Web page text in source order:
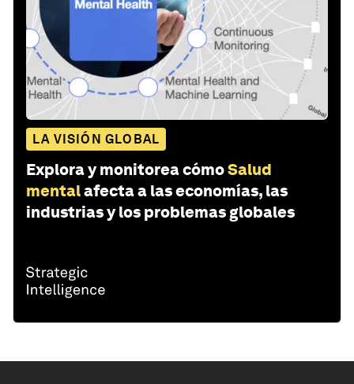
LA VISIÓN GLOBAL
Explora y monitorea cómoSalud
mentalafecta a las economías, las
industrias y los problemas globales